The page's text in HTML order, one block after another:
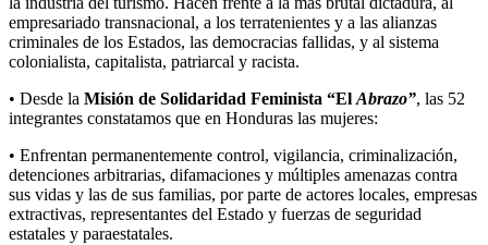
empresariado transnacional, a los terratenientes y a las alianzas
criminales de los Estados, las democracias fallidas, y al sistema
colonialista, capitalista, patriarcal y racista.
• Desde la Misión de Solidaridad Feminista “El Abrazo”, las 52
integrantes constatamos que en Honduras las mujeres:
• Enfrentan permanentemente control, vigilancia, criminalización,
detenciones arbitrarias, difamaciones y múltiples amenazas contra
sus vidas y las de sus familias, por parte de actores locales, empresas
extractivas, representantes del Estado y fuerzas de seguridad
estatales y paraestatales.